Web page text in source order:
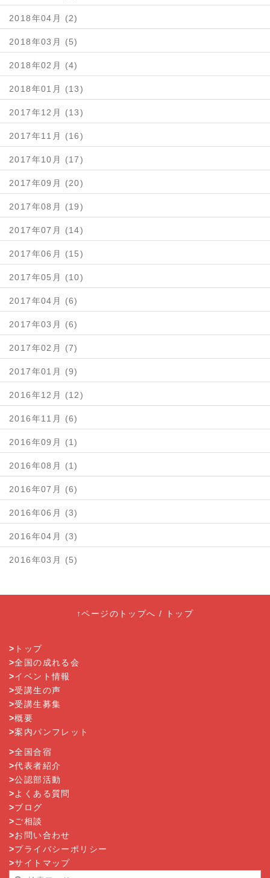
2018年04月 (2)
2018年03月 (5)
2018年02月 (4)
2018年01月 (13)
2017年12月 (13)
2017年11月 (16)
2017年10月 (17)
2017年09月 (20)
2017年08月 (19)
2017年07月 (14)
2017年06月 (15)
2017年05月 (10)
2017年04月 (6)
2017年03月 (6)
2017年02月 (7)
2017年01月 (9)
2016年12月 (12)
2016年11月 (6)
2016年09月 (1)
2016年08月 (1)
2016年07月 (6)
2016年06月 (3)
2016年04月 (3)
2016年03月 (5)
↑ページのトップへ / トップ
> トップ
>全国の成れる会
>イベント情報
>受講生の声
>受講生募集
>概要
>案内パンフレット
>全国合宿
>代表者紹介
>公認部活動
>よくある質問
>ブログ
>ご相談
>お問い合わせ
>プライバシーポリシー
>サイトマップ